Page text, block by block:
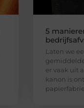
5
Laten we
er vaak uit
kanon is